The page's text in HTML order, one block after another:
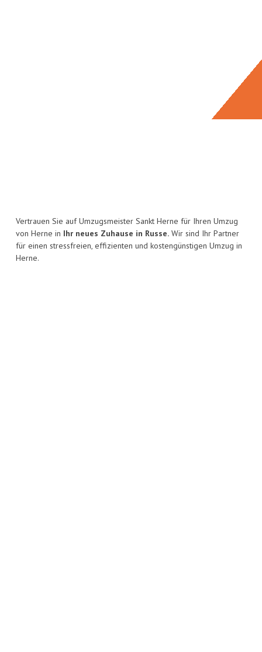
Vertrauen Sie auf Umzugsmeister Sankt Herne für Ihren Umzug
von Herne in Ihr neues Zuhause in Russe. Wir sind Ihr Partner
für einen stressfreien, effizienten und kostengünstigen Umzug in
Herne.